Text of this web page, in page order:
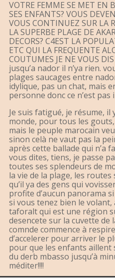
VOTRE FEMME SE MET EN
SES ENFANTS? VOUS
VOUS CONTINUEZ SUR LA
LA SUPERBE PLAGE DE
DECORS? C4EST LA
ETC QUI LA FREQUENTE
COUTUMES JE NE VOUS
jusqu’a nador il n’ya rien.
plages saucages entre
idylique, pas un chat, mais
personne donc ce n’est pas
Je suis fatigué, je résume,
monde, pour tous les
mais le peuple marocain
sinon celà ne vaut pas la
après cette ballade qui n’a
vous dites, tiens, je passe
toutes ses splendeurs de
la vie de la plage, les
qu’il ya des gens qui
profite d’aucun panorama
si vous tenez bien le
taforalt qui est une région
desencete sur la cuvette de
comnde commence à
d’accelerer pour arriver le
pour que les enfants aillent
du derb mbasso jusqu’à
méditer!!!!